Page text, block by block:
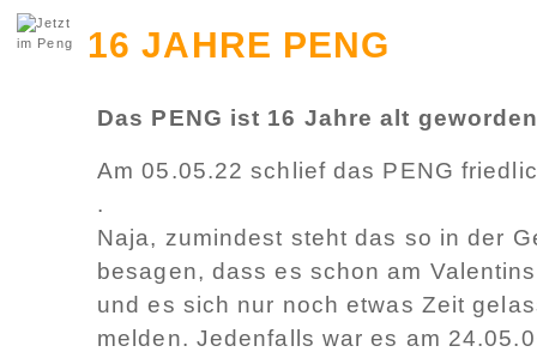
16 JAHRE PENG
Das PENG ist 16 Jahre alt
Am 05.05.22 schlief das PENG
.
Naja, zumindest steht das so in der
besagen, dass es schon am
und es sich nur noch etwas Zeit
melden. Jedenfalls war es am